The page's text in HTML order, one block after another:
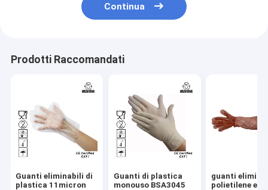
Continua
Prodotti Raccomandati
Guanti eliminabili di
plastica 11micron
Guanti di plastica
monouso BSA3045
guanti
polietilene